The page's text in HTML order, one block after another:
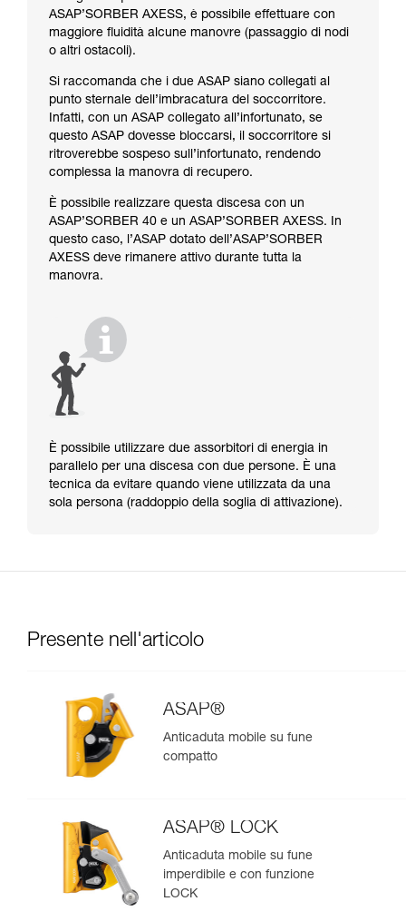
ASAP’SORBER AXESS, è possibile effettuare con
maggiore fluidità alcune manovre (passaggio di nodi
o altri ostacoli).
Si raccomanda che i due ASAP siano collegati al
punto sternale dell’imbracatura del soccorritore.
Infatti, con un ASAP collegato all’infortunato, se
questo ASAP dovesse bloccarsi, il soccorritore si
ritroverebbe sospeso sull’infortunato, rendendo
complessa la manovra di recupero.
È possibile realizzare questa discesa con un
ASAP’SORBER 40 e un ASAP’SORBER AXESS. In
questo caso, l’ASAP dotato dell’ASAP’SORBER
AXESS deve rimanere attivo durante tutta la
manovra.
È possibile utilizzare due assorbitori di energia in
parallelo per una discesa con due persone. È una
tecnica da evitare quando viene utilizzata da una
sola persona (raddoppio della soglia di attivazione).
Presente nell'articolo
ASAP®
Anticaduta mobile su fune
compatto
ASAP® LOCK
Anticaduta mobile su fune
imperdibile e con funzione
LOCK